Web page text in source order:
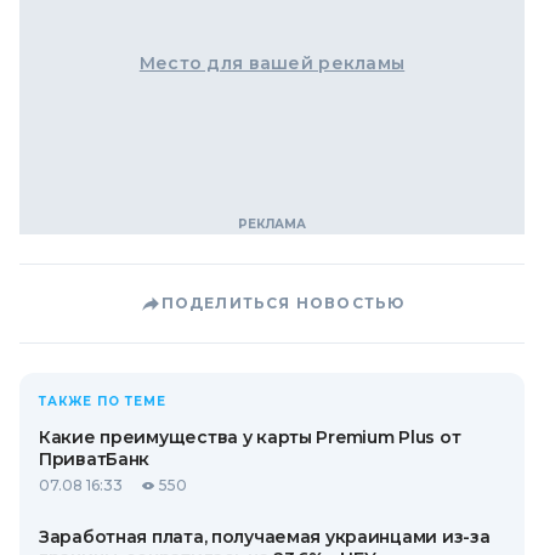
Место для вашей рекламы
ПОДЕЛИТЬСЯ НОВОСТЬЮ
ТАКЖЕ ПО ТЕМЕ
Какие преимущества у карты Premium Plus от
ПриватБанк
07.08 16:33 550
Заработная плата, получаемая украинцами из-за